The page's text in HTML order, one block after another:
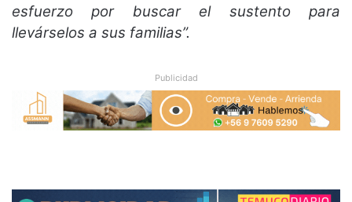
esfuerzo por buscar el sustento para
llevárselos a sus familias”.
Publicidad